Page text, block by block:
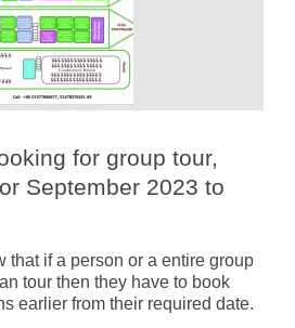
for group tour,
September 2023 to
that if a person or a entire group
tour then they have to book
earlier from their required date.